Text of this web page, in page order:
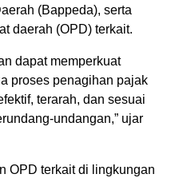
(Bappeda), serta
daerah (OPD) terkait.
dapat memperkuat
proses penagihan pajak
terarah, dan sesuai
undangan,” ujar
OPD terkait di lingkungan